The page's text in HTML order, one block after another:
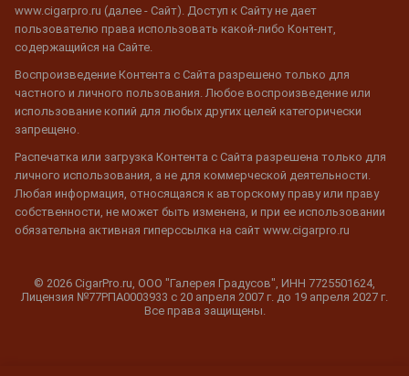
www.cigarpro.ru (далее - Сайт). Доступ к Сайту не дает
пользователю права использовать какой-либо Контент,
содержащийся на Сайте.
Воспроизведение Контента с Сайта разрешено только для
частного и личного пользования. Любое воспроизведение или
использование копий для любых других целей категорически
запрещено.
Распечатка или загрузка Контента с Сайта разрешена только для
личного использования, а не для коммерческой деятельности.
Любая информация, относящаяся к авторскому праву или праву
собственности, не может быть изменена, и при ее использовании
обязательна активная гиперссылка на сайт www.cigarpro.ru
© 2026 CigarPro.ru, ООО "Галерея Градусов", ИНН 7725501624,
Лицензия №77РПА0003933 c 20 апреля 2007 г. до 19 апреля 2027 г.
Все права защищены.